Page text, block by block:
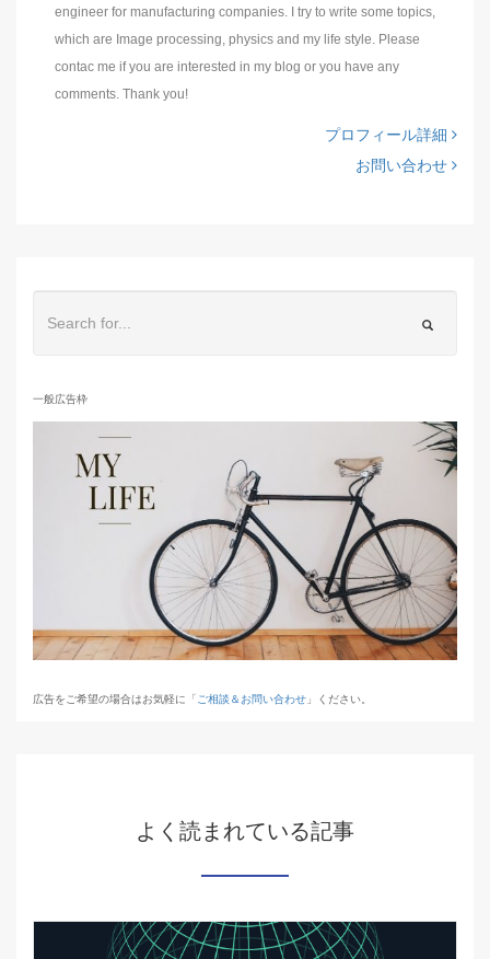
engineer for manufacturing companies. I try to write some topics,
which are Image processing, physics and my life style. Please
contac me if you are interested in my blog or you have any
comments. Thank you!
プロフィール詳細
お問い合わせ
一般広告枠
広告をご希望の場合はお気軽に「ご相談＆お問い合わせ 」ください。
よく読まれている記事